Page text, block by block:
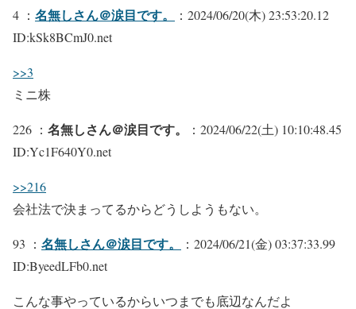
4 ： 名無しさん＠涙目です。
：2024/06/20(木) 23:53:20.12
ID:kSk8BCmJ0.net
>>3
ミニ株
226 ： 名無しさん＠涙目です。
：2024/06/22(土) 10:10:48.45
ID:Yc1F640Y0.net
>>216
会社法で決まってるからどうしようもない。
93 ： 名無しさん＠涙目です。
：2024/06/21(金) 03:37:33.99
ID:ByeedLFb0.net
こんな事やっているからいつまでも底辺なんだよ